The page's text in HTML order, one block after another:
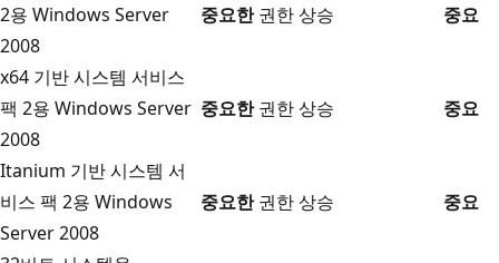
2용 Windows Server
2008
중요한권한 상승 중요
x64 기반 시스템 서비스
팩 2용 Windows Server
2008
중요한권한 상승 중요
Itanium 기반 시스템 서
비스 팩 2용 Windows
Server 2008
중요한권한 상승 중요